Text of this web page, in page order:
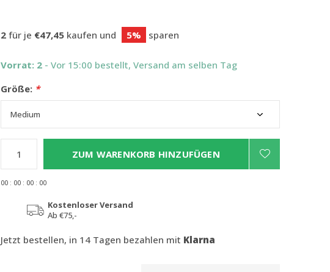
2 für je €47,45 kaufen und 5% sparen
Vorrat: 2 - Vor 15:00 bestellt, Versand am selben Tag
Größe: *
ZUM WARENKORB HINZUFÜGEN
00 : 00 : 00 : 00
Kostenloser Versand
Ab €75,-
Jetzt bestellen, in 14 Tagen bezahlen mit Klarna